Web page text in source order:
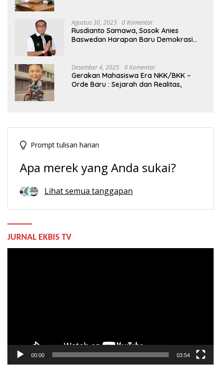
Agustus 30, 2023 0 Komentar
Rusdianto Samawa, Sosok Anies
Baswedan Harapan Baru Demokrasi
Desember 4, 2025 0 Komentar
Gerakan Mahasiswa Era NKK/BKK –
Orde Baru : Sejarah dan Realitas,
Prompt tulisan harian
Apa merek yang Anda sukai?
Lihat semua tanggapan
JURNAL EKBIS TV
00:00 03:54